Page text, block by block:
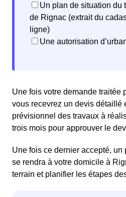
Un plan de situation du
de Rignac (extrait du
ligne)
Une autorisation
Une fois votre demande traitée
vous recevrez un devis détaillé
prévisionnel des travaux à
trois mois pour approuver le
Une fois ce dernier accepté, un
se rendra à votre domicile à
terrain et planifier les étapes